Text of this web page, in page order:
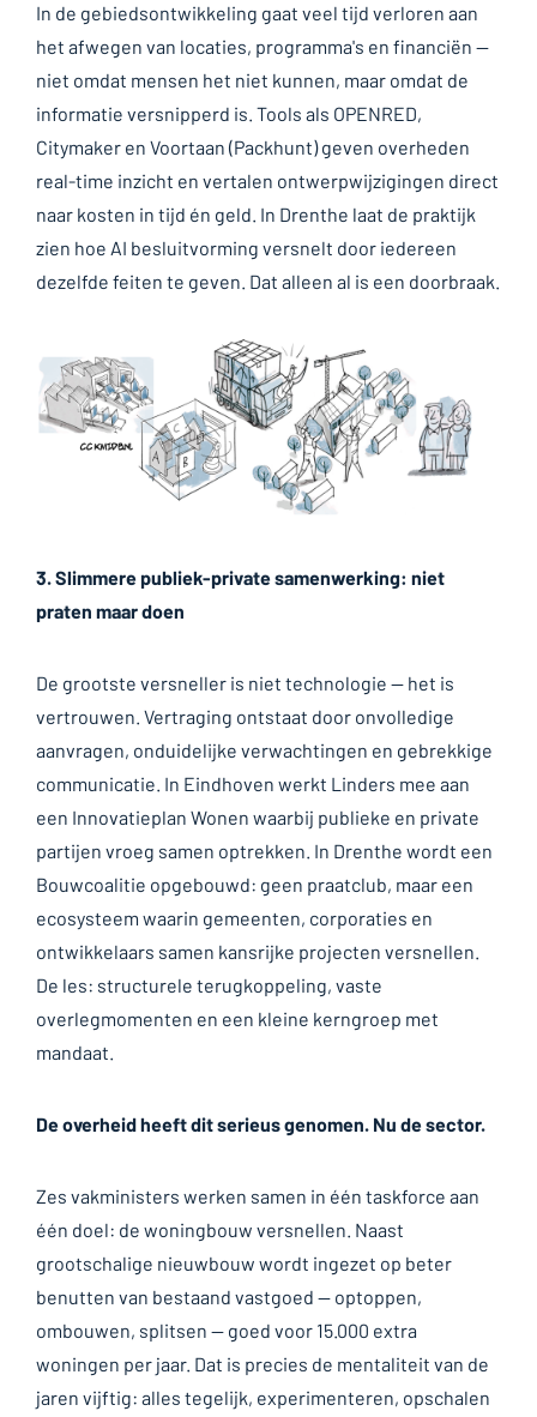
In de gebiedsontwikkeling gaat veel tijd verloren aan
het afwegen van locaties, programma's en financiën —
niet omdat mensen het niet kunnen, maar omdat de
informatie versnipperd is. Tools als OPENRED,
Citymaker en Voortaan (Packhunt) geven overheden
real-time inzicht en vertalen ontwerpwijzigingen direct
naar kosten in tijd én geld. In Drenthe laat de praktijk
zien hoe AI besluitvorming versnelt door iedereen
dezelfde feiten te geven. Dat alleen al is een doorbraak.
3. Slimmere publiek-private samenwerking: niet
praten maar doen
De grootste versneller is niet technologie — het is
vertrouwen. Vertraging ontstaat door onvolledige
aanvragen, onduidelijke verwachtingen en gebrekkige
communicatie. In Eindhoven werkt Linders mee aan
een Innovatieplan Wonen waarbij publieke en private
partijen vroeg samen optrekken. In Drenthe wordt een
Bouwcoalitie opgebouwd: geen praatclub, maar een
ecosysteem waarin gemeenten, corporaties en
ontwikkelaars samen kansrijke projecten versnellen.
De les: structurele terugkoppeling, vaste
overlegmomenten en een kleine kerngroep met
mandaat.
De overheid heeft dit serieus genomen. Nu de sector.
Zes vakministers werken samen in één taskforce aan
één doel: de woningbouw versnellen. Naast
grootschalige nieuwbouw wordt ingezet op beter
benutten van bestaand vastgoed — optoppen,
ombouwen, splitsen — goed voor 15.000 extra
woningen per jaar. Dat is precies de mentaliteit van de
jaren vijftig: alles tegelijk, experimenteren, opschalen